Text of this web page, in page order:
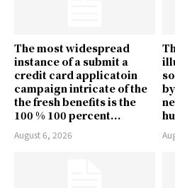
The most widespread
instance of a submit a
credit card applicatoin
campaign intricate of the
the fresh benefits is the
100 % 100 percent...
August 6, 2026